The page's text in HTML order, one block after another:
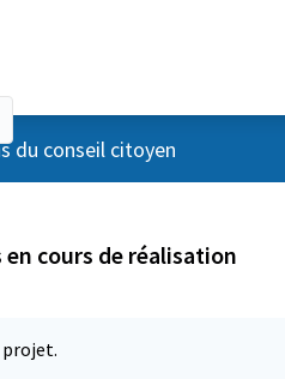
du conseil citoyen
cours de réalisation
projet.